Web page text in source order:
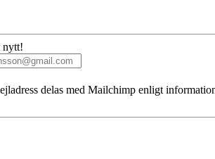
nytt!
delas med Mailchimp enligt